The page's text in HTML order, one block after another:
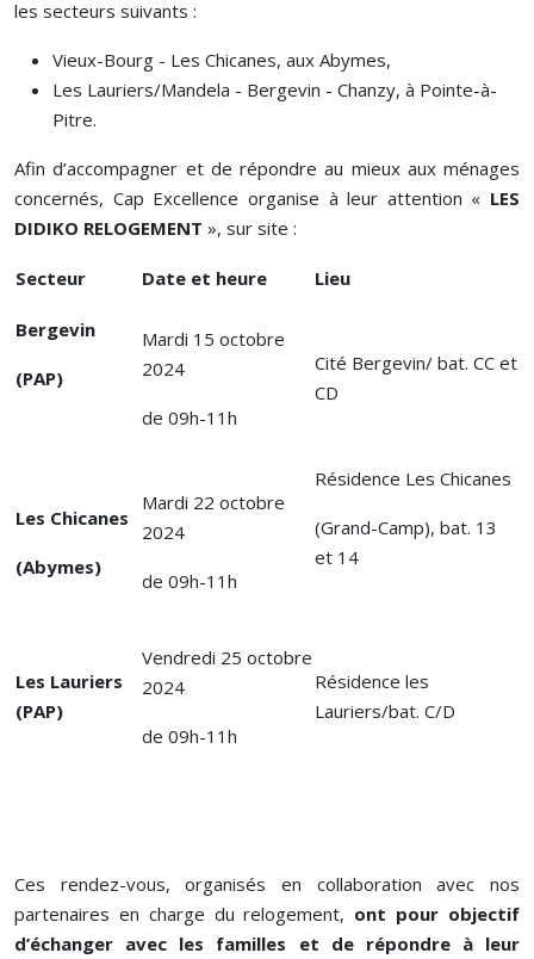
les secteurs suivants :
Vieux-Bourg - Les Chicanes, aux Abymes,
Les Lauriers/Mandela - Bergevin - Chanzy, à Pointe-à-
Pitre.
Afin d’accompagner et de répondre au mieux aux ménages
concernés, Cap Excellence organise à leur attention « LES
DIDIKO RELOGEMENT », sur site :
Secteur Date et heure Lieu
Bergevin
(PAP)
Mardi 15 octobre
2024
de 09h-11h
Cité Bergevin/ bat. CC et
CD
Les Chicanes
(Abymes)
Mardi 22 octobre
2024
de 09h-11h
Résidence Les Chicanes
(Grand-Camp), bat. 13
et 14
Les Lauriers
(PAP)
Vendredi 25 octobre
2024
de 09h-11h
Résidence les
Lauriers/bat. C/D
Ces rendez-vous, organisés en collaboration avec nos
partenaires en charge du relogement, ont pour objectif
d’échanger avec les familles et de répondre à leur